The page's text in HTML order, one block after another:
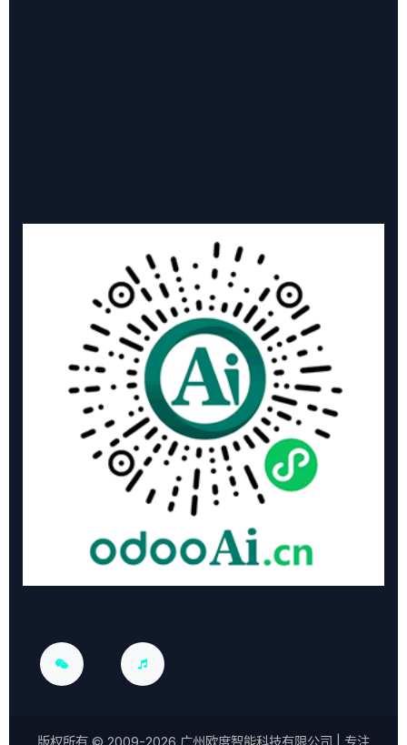
版权所有 © 2009-2026 广州欧度智能科技有限公司 | 专注